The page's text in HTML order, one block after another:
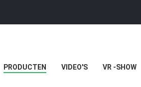
PRODUCTEN VIDEO'S VR -SHOW